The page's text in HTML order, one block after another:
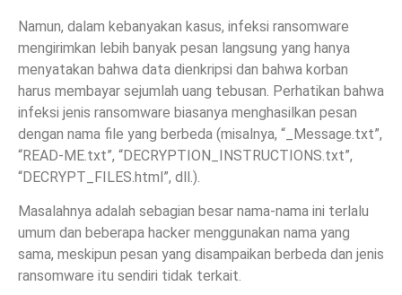
Namun, dalam kebanyakan kasus, infeksi ransomware
mengirimkan lebih banyak pesan langsung yang hanya
menyatakan bahwa data dienkripsi dan bahwa korban
harus membayar sejumlah uang tebusan. Perhatikan bahwa
infeksi jenis ransomware biasanya menghasilkan pesan
dengan nama file yang berbeda (misalnya, “_Message.txt”,
“READ-ME.txt”, “DECRYPTION_INSTRUCTIONS.txt”,
“DECRYPT_FILES.html”, dll.).
Masalahnya adalah sebagian besar nama-nama ini terlalu
umum dan beberapa hacker menggunakan nama yang
sama, meskipun pesan yang disampaikan berbeda dan jenis
ransomware itu sendiri tidak terkait.